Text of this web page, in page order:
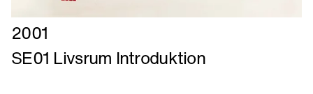
Læs
mere
om
2001
SE01 Livsrum Introduktion